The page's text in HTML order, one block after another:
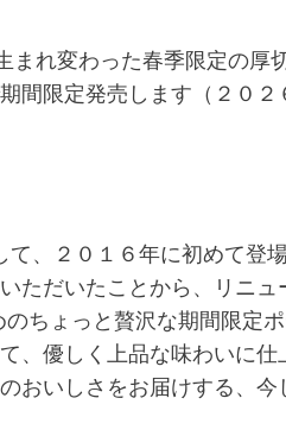
れ変わった春季限定の厚
限定発売します（２０２
、２０１６年に初めて登
ただいたことから、リニ
ちょっと贅沢な期間限定
、優しく上品な味わいに
いしさをお届けする、